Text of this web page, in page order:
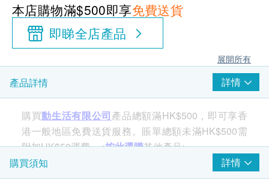
本店購物滿$500即享免費送貨
即睇全店產品
展開所有
產品詳情 詳情
購買動生活有限公司產品總額滿HK$500，即可享香
港一般地區免費送貨服務。賬單總額未滿HK$500需
附加HK$50運費。<按此選購其他產品>
購買須知
詳情